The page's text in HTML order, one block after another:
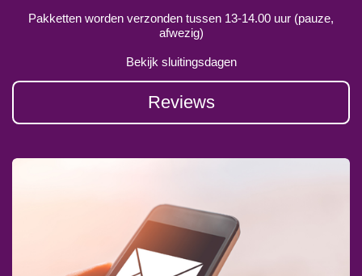
Pakketten worden verzonden tussen 13-14.00 uur (pauze,
afwezig)
Bekijk sluitingsdagen
Reviews